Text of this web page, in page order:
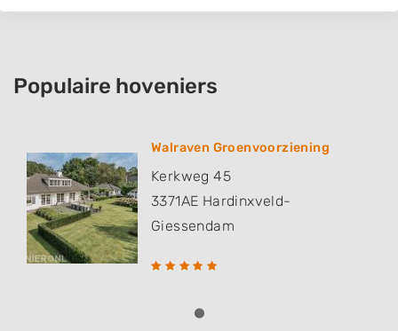
Populaire hoveniers
Walraven Groenvoorziening
Kerkweg 45
3371AE Hardinxveld-
Giessendam